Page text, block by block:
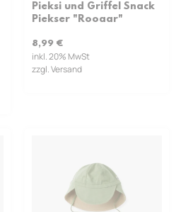
Pieksi und Griffel Snack
Piekser "Rooaar"
8,99 €
inkl. 20% MwSt
zzgl. Versand